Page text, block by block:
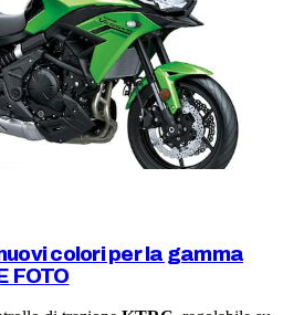
colori per la gamma
FOTO